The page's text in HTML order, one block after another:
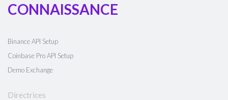
CONNAISSANCE
Binance API Setup
Coinbase Pro API Setup
Demo Exchange
Directrices